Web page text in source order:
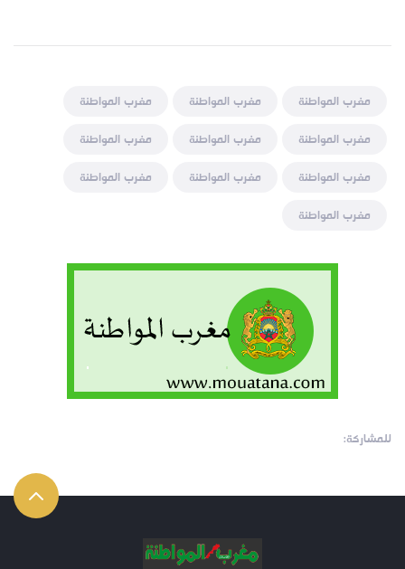
مغرب المواطنة مغرب المواطنة
مغرب المواطنة
مغرب المواطنة
مغرب المواطنة
مغرب المواطنة
مغرب المواطنة
مغرب المواطنة
مغرب المواطنة
مغرب المواطنة
للمشاركة: